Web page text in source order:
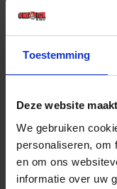
Toestemming
Deze website
We gebruiken
personaliseren, om
en om ons
informatie over uw
€ 15,06 incl.
-
Bestel nu!